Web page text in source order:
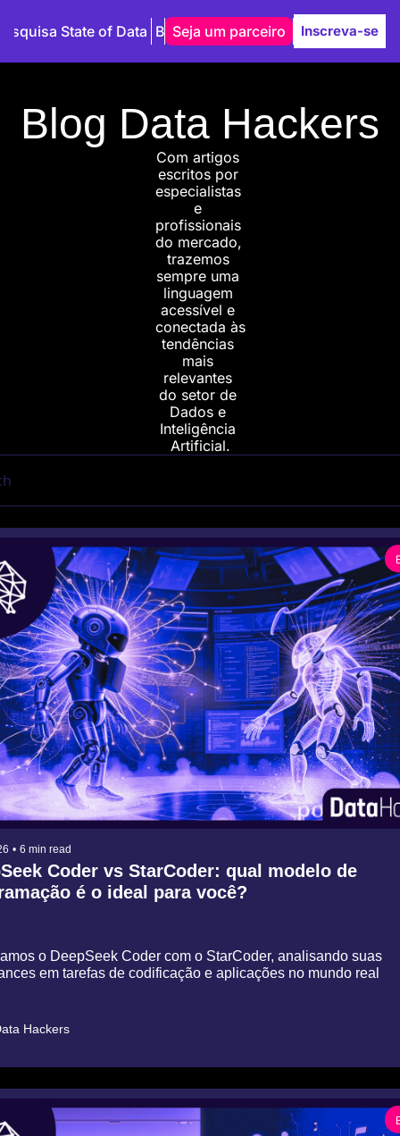
State of Data Blog Autores
Seja um parceiro Inscreva-se
Blog Data Hackers
Com artigos
escritos por
especialistas
e
profissionais
do mercado,
trazemos
sempre uma
linguagem
acessível e
conectada às
tendências
mais
relevantes
do setor de
Dados e
Inteligência
Artificial.
• 6 min read
Coder vs StarCoder: qual modelo de
é o ideal para você?
o DeepSeek Coder com o StarCoder, analisando suas
em tarefas de codificação e aplicações no mundo real
Hackers